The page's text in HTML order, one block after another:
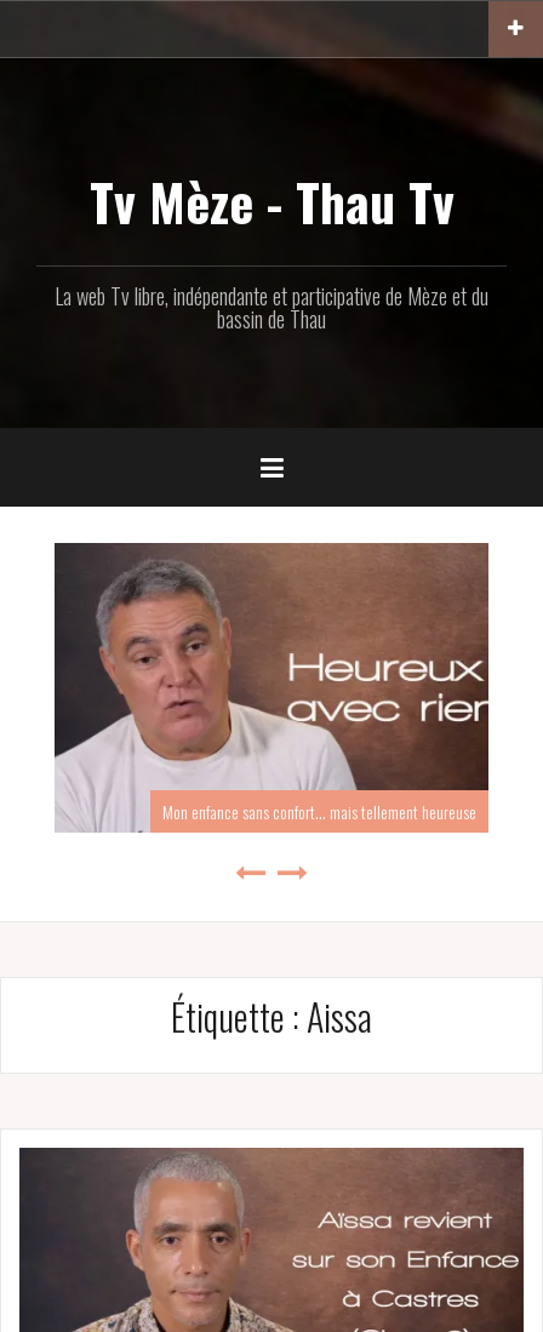
contenu
Tv Mèze - Thau Tv
La web Tv libre, indépendante et participative de Mèze et du
bassin de Thau
Mon enfance sans confort… mais tellement heureuse
Étiquette :Aissa